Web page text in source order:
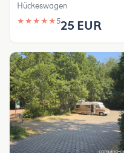
Hückeswagen
★ ★ ★ ★ ★525 EUR